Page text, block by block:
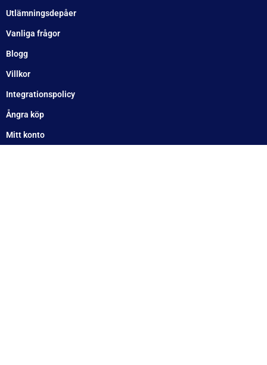
Utlämningsdepåer
Vanliga frågor
Blogg
Villkor
Integrationspolicy
Ångra köp
Mitt konto